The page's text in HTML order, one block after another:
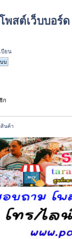
พสต์เว็บบอร์
บียน
ก
นค้า